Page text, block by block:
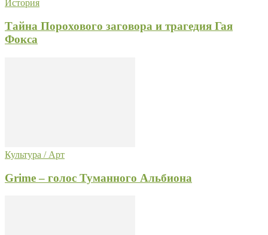
История
Тайна Порохового заговора и трагедия Гая
Фокса
Культура / Арт
Grime – голос Туманного Альбиона